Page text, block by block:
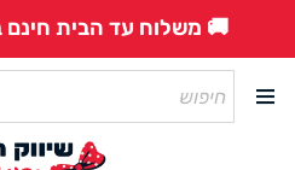
🚚 משלוח עד הבית חינם